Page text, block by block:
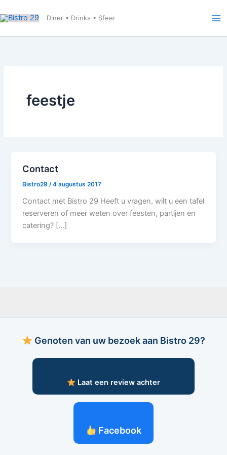
naar
Diner • Drinks • Sfeer
feestje
Contact
Bistro29/4 augustus 2017
Contact met Bistro 29 Heeft u vragen, wilt u een tafel
reserveren of meer weten over feesten, partijen en
catering? […]
Genoten van uw bezoek aan Bistro 29?
Laat een review achter
Facebook